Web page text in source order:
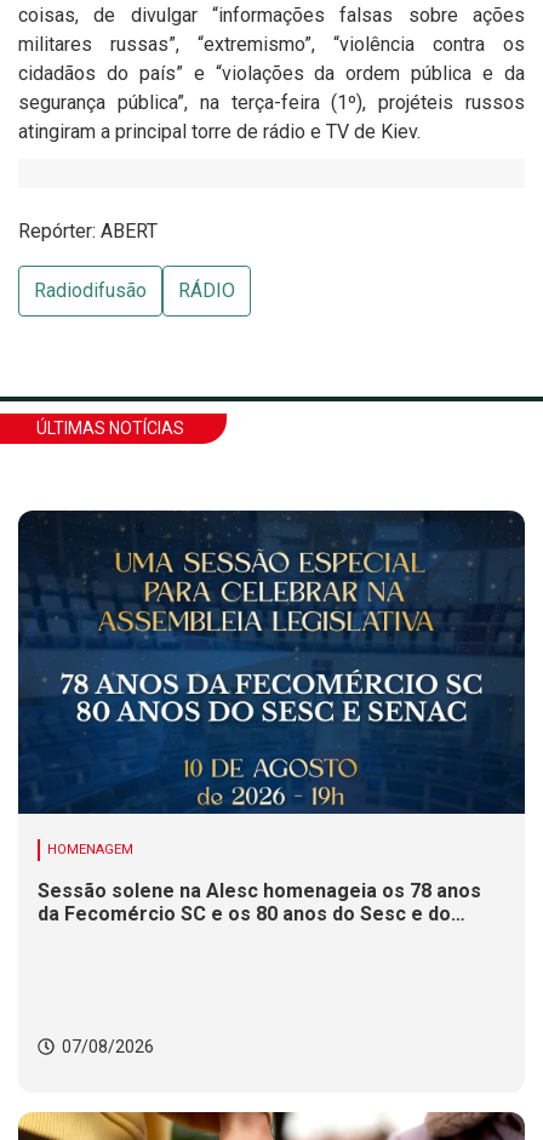
coisas, de divulgar “informações falsas sobre ações
militares russas”, “extremismo”, “violência contra os
cidadãos do país” e “violações da ordem pública e da
segurança pública”, na terça-feira (1º), projéteis russos
atingiram a principal torre de rádio e TV de Kiev.
Repórter: ABERT
Radiodifusão RÁDIO
ÚLTIMAS NOTÍCIAS
HOMENAGEM
Sessão solene na Alesc homenageia os 78 anos
da Fecomércio SC e os 80 anos do Sesc e do
07/08/2026